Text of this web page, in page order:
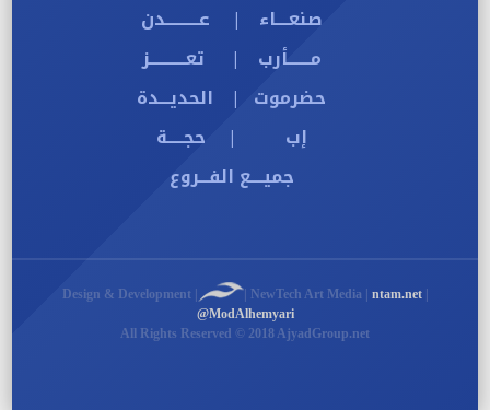
صنعــــاء | عــــــــــدن
مـــــــأرب | تعـــــــــــز
حضرموت | الحديـــدة
إب | حجـــــة
جميــــع الفـــروع
Design & Development | | NewTech Art Media | ntam.net|
@ModAlhemyari
All Rights Reserved © 2018 AjyadGroup.net